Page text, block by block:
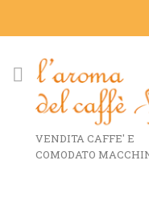
VENDITA CAFFE' E
COMODATO